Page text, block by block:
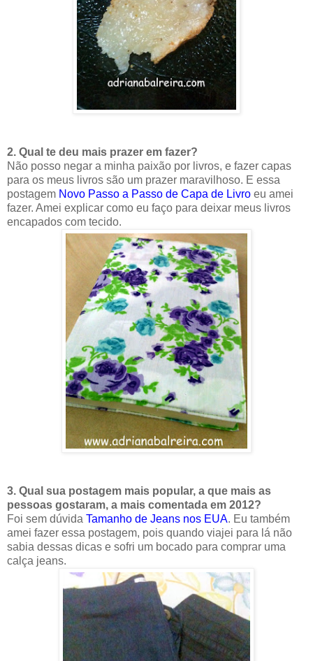
2. Qual te deu mais prazer em fazer?
Não posso negar a minha paixão por livros, e fazer capas
para os meus livros são um prazer maravilhoso. E essa
postagem Novo Passo a Passo de Capa de Livro eu amei
fazer. Amei explicar como eu faço para deixar meus livros
encapados com tecido.
3. Qual sua postagem mais popular, a que mais as
pessoas gostaram, a mais comentada em 2012?
Foi sem dúvida Tamanho de Jeans nos EUA. Eu também
amei fazer essa postagem, pois quando viajei para lá não
sabia dessas dicas e sofri um bocado para comprar uma
calça jeans.